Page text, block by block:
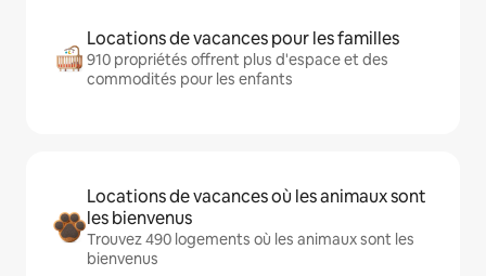
Locations de vacances pour les familles
910 propriétés offrent plus d'espace et des
commodités pour les enfants
Locations de vacances où les animaux sont
les bienvenus
Trouvez 490 logements où les animaux sont les
bienvenus